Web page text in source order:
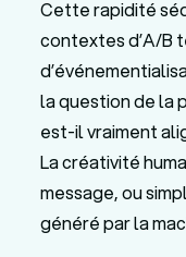
Cette rapidité
contextes d’A/B
la question de la
est-il vraiment
La créativité
message, ou
généré par la